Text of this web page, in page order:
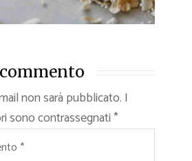
non sarà pubblicato. I
sono contrassegnati*